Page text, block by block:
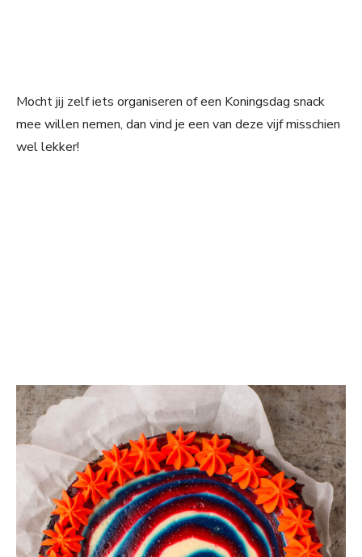
Mocht jij zelf iets organiseren of een Koningsdag snack
mee willen nemen, dan vind je een van deze vijf misschien
wel lekker!